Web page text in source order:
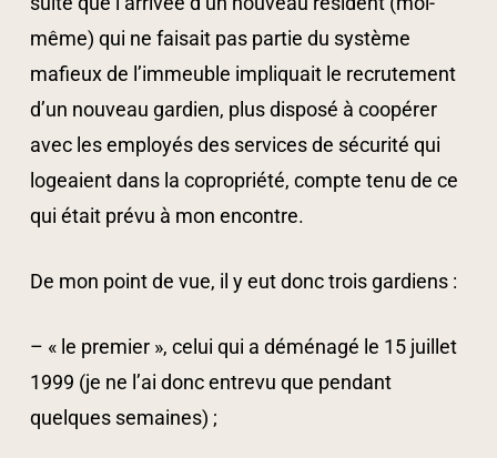
même) qui ne faisait pas partie du système
mafieux de l’immeuble impliquait le recrutement
d’un nouveau gardien, plus disposé à coopérer
avec les employés des services de sécurité qui
logeaient dans la copropriété, compte tenu de ce
qui était prévu à mon encontre.
De mon point de vue, il y eut donc trois gardiens :
– « le premier », celui qui a déménagé le 15 juillet
1999 (je ne l’ai donc entrevu que pendant
quelques semaines) ;